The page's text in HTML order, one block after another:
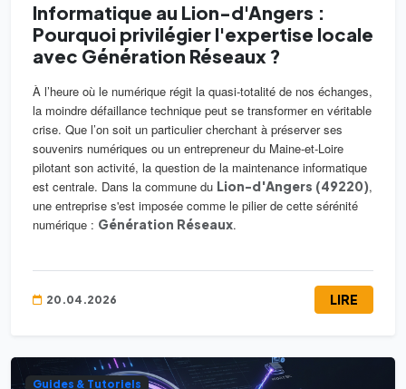
Informatique au Lion-d'Angers :
Pourquoi privilégier l'expertise locale
avec Génération Réseaux ?
À l’heure où le numérique régit la quasi-totalité de nos échanges,
la moindre défaillance technique peut se transformer en véritable
crise. Que l’on soit un particulier cherchant à préserver ses
souvenirs numériques ou un entrepreneur du Maine-et-Loire
pilotant son activité, la question de la maintenance informatique
est centrale. Dans la commune du Lion-d'Angers (49220),
une entreprise s'est imposée comme le pilier de cette sérénité
numérique : Génération Réseaux.
20.04.2026 LIRE
Guides & Tutoriels